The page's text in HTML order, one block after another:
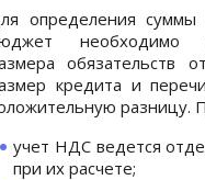
определения
необходимо
обязательств
кредита и
разницу.
учет НДС ведется
при их расчете;